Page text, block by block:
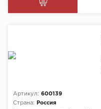
Артикул: 600139
Страна:
Россия